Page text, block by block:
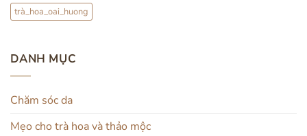
trà_hoa_oai_huong
DANH MỤC
Chăm sóc da
Mẹo cho trà hoa và thảo mộc